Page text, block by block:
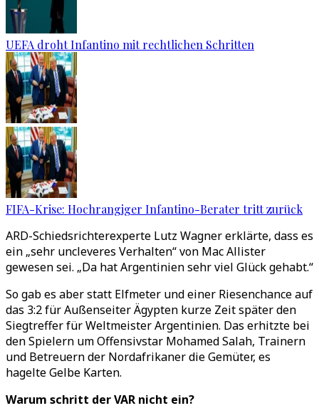
UEFA droht Infantino mit rechtlichen Schritten
FIFA-Krise: Hochrangiger Infantino-Berater tritt zurück
ARD-Schiedsrichterexperte Lutz Wagner erklärte, dass es
ein „sehr uncleveres Verhalten“von Mac Allister
gewesen sei. „Da hat Argentinien sehr viel Glück gehabt.“
So gab es aber statt Elfmeter und einer Riesenchance auf
das 3:2 für Außenseiter Ägypten kurze Zeit später den
Siegtreffer für Weltmeister Argentinien. Das erhitzte bei
den Spielern um Offensivstar Mohamed Salah, Trainern
und Betreuern der Nordafrikaner die Gemüter, es
hagelte Gelbe Karten.
Warum schritt der VAR nicht ein?